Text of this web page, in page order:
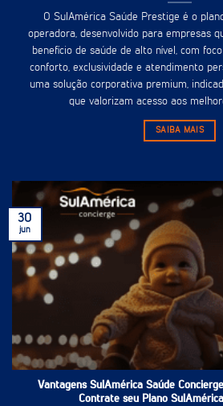
O SulAmérica Saúde Prestige é o
operadora, desenvolvido para empresas
benefício de saúde de alto nível, com
conforto, exclusividade e atendimento
uma solução corporativa premium,
que valorizam acesso aos
SAIBA MAIS
Vantagens SulAmérica Saúde
Contrate seu Plano
30
jun